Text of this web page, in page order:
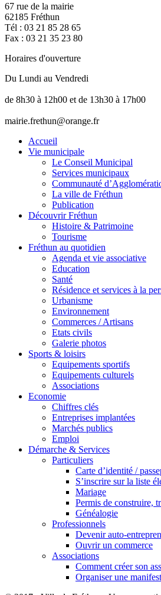
67 rue de la mairie
62185 Fréthun
Tél : 03 21 85 28 65
Fax : 03 21 35 23 80
Horaires d'ouverture
Du Lundi au Vendredi
de 8h30 à 12h00 et de 13h30 à 17h00
mairie.frethun@orange.fr
Accueil
Vie municipale
Le Conseil Municipal
Services municipaux
Communauté
La ville de Fréthun
Publication
Découvrir Fréthun
Histoire & Patrimoine
Tourisme
Fréthun au quotidien
Agenda et vie associative
Education
Santé
Résidence et services à la
Urbanisme
Environnement
Commerces / Artisans
Etats civils
Galerie photos
Sports & loisirs
Equipements sportifs
Equipements culturels
Associations
Economie
Chiffres clés
Entreprises implantées
Marchés publics
Emploi
Démarche & Services
Particuliers
Carte d’identité /
S’inscrire sur la liste
Mariage
Permis de construire,
Généalogie
Professionnels
Devenir auto-
Ouvrir un commerce
Associations
Comment créer son
Organiser une